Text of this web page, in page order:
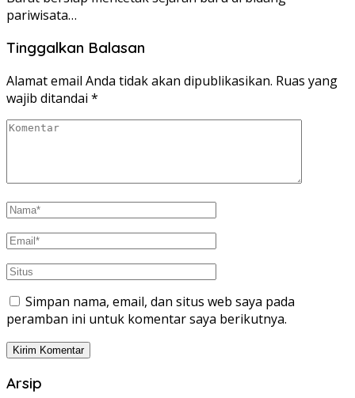
pariwisata…
Tinggalkan Balasan
Alamat email Anda tidak akan dipublikasikan. Ruas yang
wajib ditandai *
Simpan nama, email, dan situs web saya pada
peramban ini untuk komentar saya berikutnya.
Arsip